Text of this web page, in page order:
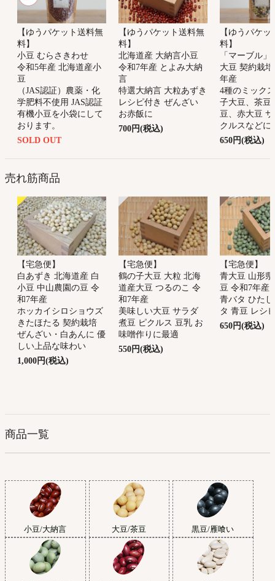
【ゆうパケット送料無
料】
小豆 むらさきわせ
令和5年産 北海道産小
豆
（JAS認証）農薬・化
学肥料不使用 JAS認証
有機小豆を小袋にして
おります。
SOLD OUT
【ゆうパケット送料無
料】
北海道産 大納言小豆
令和7年産 とよみ大納
言
特選大納言 大粒あずき
レシピ付き ぜんざい
お赤飯に
700円(税込)
【ゆうパケ
料】
「マーブル
大豆 契約栽
年産
4種のミック
子大豆、茶豆
豆、赤大豆
クルスなどに
650円(税込)
売れ筋商品
【宅急便】
白あずき 北海道産 白
小豆 中山農園の豆 令
和7年産
ホッカイシロショウズ
きたほたる 契約栽培
ぜんざい・白あんに 優
しい上品な味わい
1,000円(税込)
【宅急便】
鶴の子大豆 大粒 北海
道産大豆 つるのこ 令
和7年産
美味しい大豆 サラダ
煮豆 ピクルス 豆乳 お
味噌作りに最適
550円(税込)
【宅急便】
青大豆 山形
豆 令和7年産
青バタ ひた
タ 青豆 レシ
650円(税込)
商品一覧
小豆/大納言 大豆/茶豆 黒豆/雁喰い